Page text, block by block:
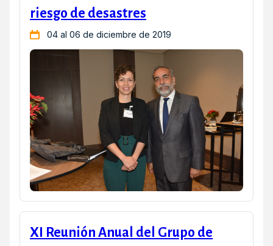
riesgo de desastres
04 al 06 de diciembre de 2019
XI Reunión Anual del Grupo de